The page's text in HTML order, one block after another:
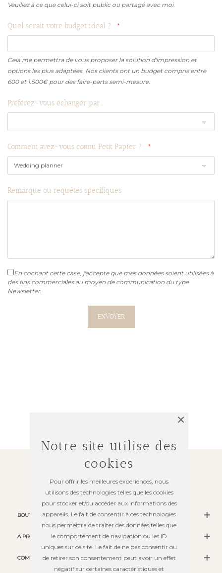
Veuillez à ce que celui-ci soit public ou partagé avec moi.
Quel serait votre budget idéal ?
Cela me permettra de vous proposer la solution d'impression et
options les plus adaptées. Nos clients ont un budget compris entre
600 et 1.500€ pour des faire-parts semi-mesure.
Préférez-vous échanger par...
Comment avez-vous connu Petit Papier ?
Remarque ou requêtes spécifiques
En cochant cette case, j'accepte que mes données soient utilisées à
des fins commerciales au moyen de communication du type
Newsletter.
ENVOYER
BOUTIQUE
A PROPOS
COMMANDES
Notre site utilise des
cookies
Pour offrir les meilleures expériences, nous
utilisons des technologies telles que les cookies
pour stocker et/ou accéder aux informations des
appareils. Le fait de consentir à ces technologies
nous permettra de traiter des données telles que
le comportement de navigation ou les ID
uniques sur ce site. Le fait de ne pas consentir ou
de retirer son consentement peut avoir un effet
négatif sur certaines caractéristiques et
×